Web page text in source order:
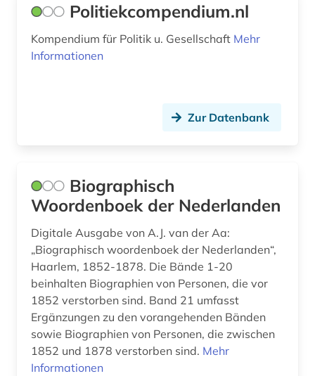
koninklijke bibliotheek (1)
kulturerbe (3)
kunstmuseum (1)
kunstzeitschrift (1)
kupferstich (1)
künstler (1)
landschaftsarchitekt (1)
landschaftsarchitektin (1)
Politiekcompendium.nl
Kompendium für Politik u. Gesellschaft Mehr
Informationen
Zur Datenbank
Biographisch
Woordenboek der Nederlanden
Digitale Ausgabe von A.J. van der Aa:
„Biographisch woordenboek der Nederlanden“,
Haarlem, 1852-1878. Die Bände 1-20
beinhalten Biographien von Personen, die vor
1852 verstorben sind. Band 21 umfasst
Ergänzungen zu den vorangehenden Bänden
sowie Biographien von Personen, die zwischen
1852 und 1878 verstorben sind. Mehr
Informationen